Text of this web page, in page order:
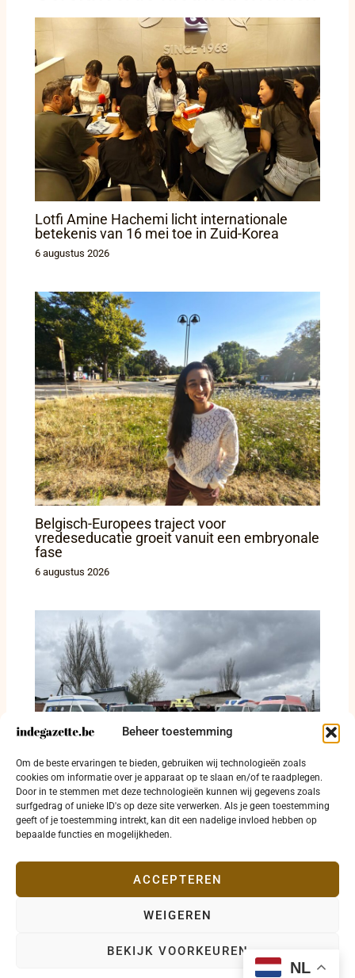
Beheer toestemming
Om de beste ervaringen te bieden, gebruiken wij technologieën zoals
cookies om informatie over je apparaat op te slaan en/of te raadplegen.
Door in te stemmen met deze technologieën kunnen wij gegevens zoals
surfgedrag of unieke ID's op deze site verwerken. Als je geen toestemming
geeft of je toestemming intrekt, kan dit een nadelige invloed hebben op
bepaalde functies en mogelijkheden.
ACCEPTEREN
WEIGEREN
BEKIJK VOORKEUREN
Lotfi Amine Hachemi licht internationale
betekenis van 16 mei toe in Zuid-Korea
6 augustus 2026
Belgisch-Europees traject voor
vredeseducatie groeit vanuit een embryonale
fase
6 augustus 2026
Brandstof bepaalt of gewonde Oekraïense
militairen tijdig het ziekenhuis bereiken
3 augustus 2026
Copyright © 2026 indegazette.be |Privacy
NL